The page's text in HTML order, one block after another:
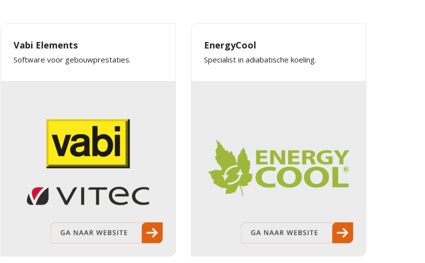
Vabi Elements
Software voor gebouwprestaties.
EnergyCool
Specialist in adiabatische koeling.
Tristique sollicitudin nibh sit amet commodo nulla.
Penatibus et magnis dis parturient montes nascetur